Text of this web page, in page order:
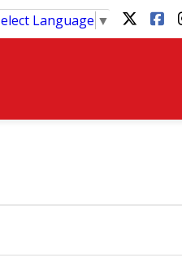
Language ▼